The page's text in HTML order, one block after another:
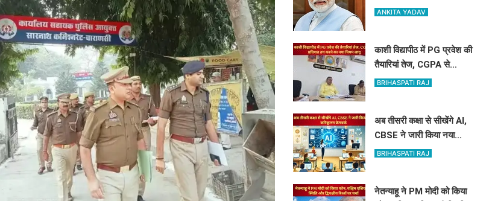
सरकार ने पेश किए PM मोदी
ANKITA YADAV
काशी विद्यापीठ में PG प्रवेश की
तैयारियां तेज, CGPA से
प्रतिशत तय करने का नया
BRIHASPATI RAJ
अब तीसरी कक्षा से सीखेंगे AI,
CBSE ने जारी किया नया
करिकुलम फ्रेमवर्क
BRIHASPATI RAJ
नेतन्याहू ने PM मोदी को किया